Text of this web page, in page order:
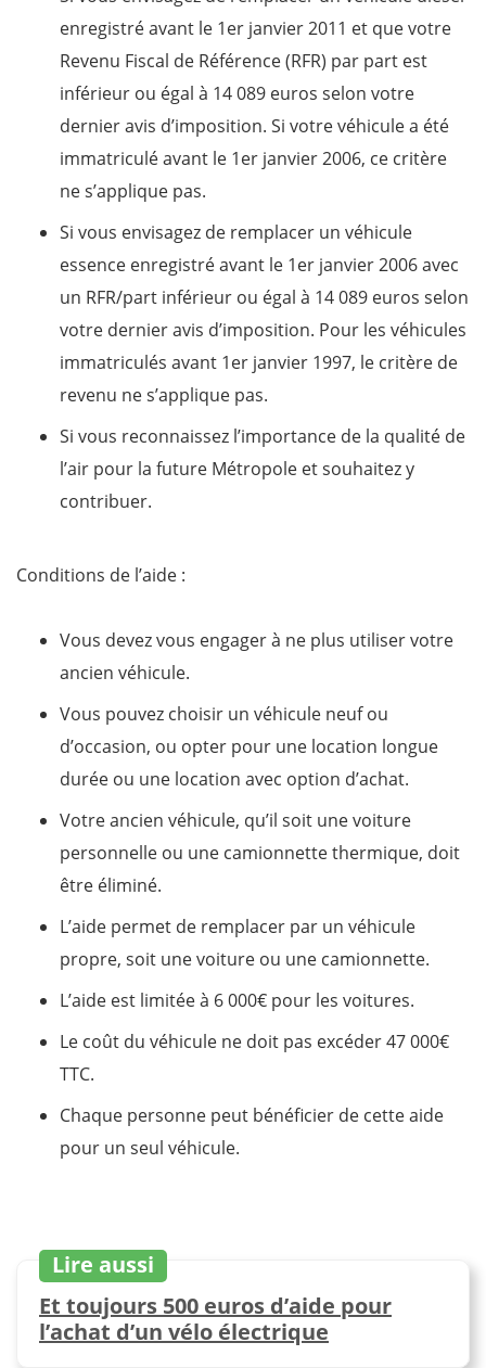
enregistré avant le 1er janvier 2011 et que votre
Revenu Fiscal de Référence (RFR) par part est
inférieur ou égal à 14 089 euros selon votre
dernier avis d’imposition. Si votre véhicule a été
immatriculé avant le 1er janvier 2006, ce critère
ne s’applique pas.
Si vous envisagez de remplacer un véhicule
essence enregistré avant le 1er janvier 2006 avec
un RFR/part inférieur ou égal à 14 089 euros selon
votre dernier avis d’imposition. Pour les véhicules
immatriculés avant 1er janvier 1997, le critère de
revenu ne s’applique pas.
Si vous reconnaissez l’importance de la qualité de
l’air pour la future Métropole et souhaitez y
contribuer.
Conditions de l’aide :
Vous devez vous engager à ne plus utiliser votre
ancien véhicule.
Vous pouvez choisir un véhicule neuf ou
d’occasion, ou opter pour une location longue
durée ou une location avec option d’achat.
Votre ancien véhicule, qu’il soit une voiture
personnelle ou une camionnette thermique, doit
être éliminé.
L’aide permet de remplacer par un véhicule
propre, soit une voiture ou une camionnette.
L’aide est limitée à 6 000€ pour les voitures.
Le coût du véhicule ne doit pas excéder 47 000€
TTC.
Chaque personne peut bénéficier de cette aide
pour un seul véhicule.
Lire aussi
Et toujours 500 euros d’aide pour
l’achat d’un vélo électrique